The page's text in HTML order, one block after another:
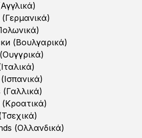
Αγγλικά)
(Γερμανικά)
)
(Βουλγαρικά)
(Ουγγρικά)
Ιταλικά)
(Ισπανικά)
(Γαλλικά)
(Κροατικά)
Τσεχικά)
(Ολλανδικά)